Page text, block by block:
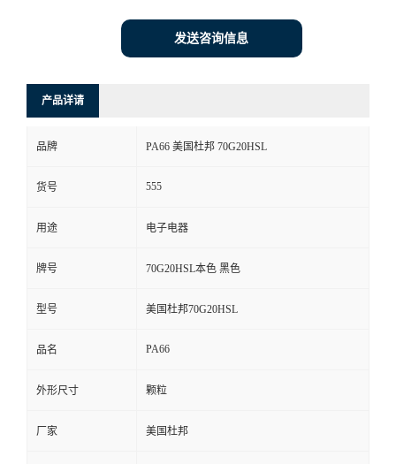
发送咨询信息
产品详请
品牌 PA66 美国杜邦 70G20HSL
货号 555
用途 电子电器
牌号 70G20HSL本色 黑色
型号 美国杜邦70G20HSL
品名 PA66
外形尺寸 颗粒
厂家 美国杜邦